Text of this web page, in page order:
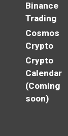
Binance
Trading
Cosmos
Crypto
Crypto
Calendar
(Coming
soon)